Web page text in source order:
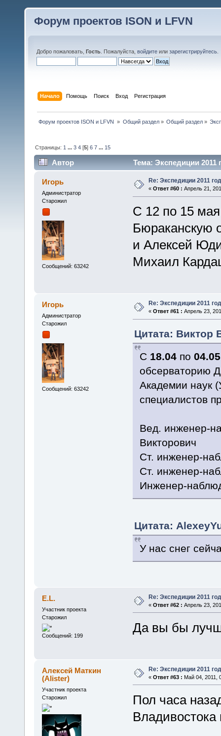
Форум проектов ISON и LFVN
Добро пожаловать, Гость . Пожалуйста, войдите или зарегистрируйтесь
Начало Помощь Поиск Вход Регистрация
Форум проектов ISON и LFVN » Общий раздел» Общий раздел»
Страницы: 1 ...3 4 [5]6 7 ... 15
Автор Тема: Экспедиции 2011
Игорь
Администратор
Старожил
Сообщений: 63242
Re: Экспедиции 2011
« Ответ #60 : Апрель 21,
С 12 по 15
Бюраканскую
и Алексей
Михаил
Игорь
Администратор
Старожил
Сообщений: 63242
Re: Экспедиции 2011
« Ответ #61 : Апрель 23,
Цитата: Виктор
С 18.04по
обсерваторию
Академии наук
специалистов
Вед. инженер-
Викторович
Ст. инженер-
Ст. инженер-
Инженер-
Цитата:
У нас снег
E.L.
Участник проекта
Старожил
Сообщений: 199
Re: Экспедиции 2011
« Ответ #62 : Апрель 23,
Да вы бы
Алексей Маткин
(Alister)
Участник проекта
Старожил
Re: Экспедиции 2011
« Ответ #63 : Май 04, 2011,
Пол часа
Владивостока